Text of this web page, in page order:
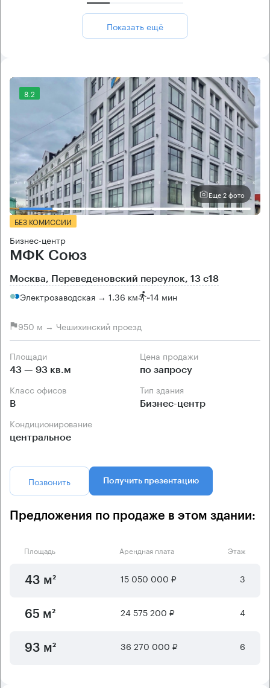
Показать ещё
8.2
Еще 2 фото
БЕЗ КОМИССИИ
Бизнес-центр
МФК Союз
Москва, Переведеновский переулок, 13 с18
Электрозаводская → 1.36 км ~14 мин
950 м → Чешихинский проезд
Площади
43 — 93 кв.м
Цена продажи
по запросу
Класс офисов
B
Тип здания
Бизнес-центр
Кондиционирование
центральное
Позвонить Получить презентацию
Предложения по продаже в этом здании:
Площадь Арендная плата Этаж
43 м² 15 050 000 ₽ 3
65 м² 24 575 200 ₽ 4
93 м² 36 270 000 ₽ 6